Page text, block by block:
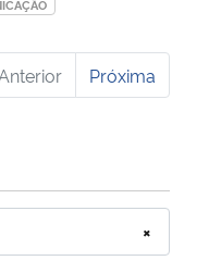
Próxima
×